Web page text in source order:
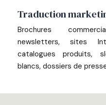
Traduction
Brochures
newsletters, sites
catalogues produits,
blancs, dossiers de